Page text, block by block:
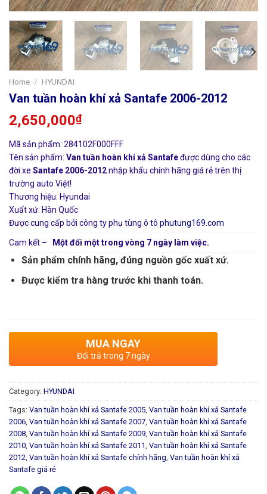
Home / HYUNDAI
Van tuần hoàn khí xả Santafe 2006-2012
2,650,000₫
Mã sản phẩm: 284102F000FFF
Tên sản phẩm: Van tuần hoàn khí xả Santafeđược dùng cho các
đời xe Santafe 2006-2012nhập khẩu chính hãng giá rẻ trên thị
trường auto Việt!
Thương hiệu: Hyundai
Xuất xứ: Hàn Quốc
Được cung cấp bởi công ty phụ tùng ô tô phutung169.com
Cam kết – Một đổi một trong vòng 7 ngày làm việc.
Sản phẩm chính hãng, đúng nguồn gốc xuất xứ.
Được kiểm tra hàng trước khi thanh toán.
MUA NGAY
Đổi trả trong 7 ngày
Category: HYUNDAI
Tags: Van tuần hoàn khí xả Santafe 2005, Van tuần hoàn khí xả Santafe
2006, Van tuần hoàn khí xả Santafe 2007, Van tuần hoàn khí xả Santafe
2008, Van tuần hoàn khí xả Santafe 2009, Van tuần hoàn khí xả Santafe
2010, Van tuần hoàn khí xả Santafe 2011, Van tuần hoàn khí xả Santafe
2012, Van tuần hoàn khí xả Santafe chính hãng, Van tuần hoàn khí xả
Santafe giá rẻ